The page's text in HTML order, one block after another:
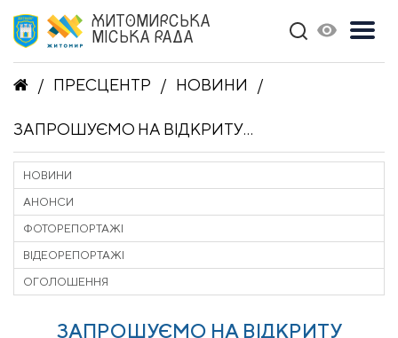
ЖИТОМИРСЬКА
МІСЬКА РАДА
ПРЕСЦЕНТР НОВИНИ
ЗАПРОШУЄМО НА ВІДКРИТУ ПРЕЗЕНТАЦІЮ УРБАНІСТИЧНОГО ДОСЛІДЖЕННЯ ЗАМКОВОЇ ГОРИ!
ЗАПРОШУЄМО НА ВІДКРИТУ
НОВИНИ
АНОНСИ
ФОТОРЕПОРТАЖІ
ВІДЕОРЕПОРТАЖІ
ОГОЛОШЕННЯ